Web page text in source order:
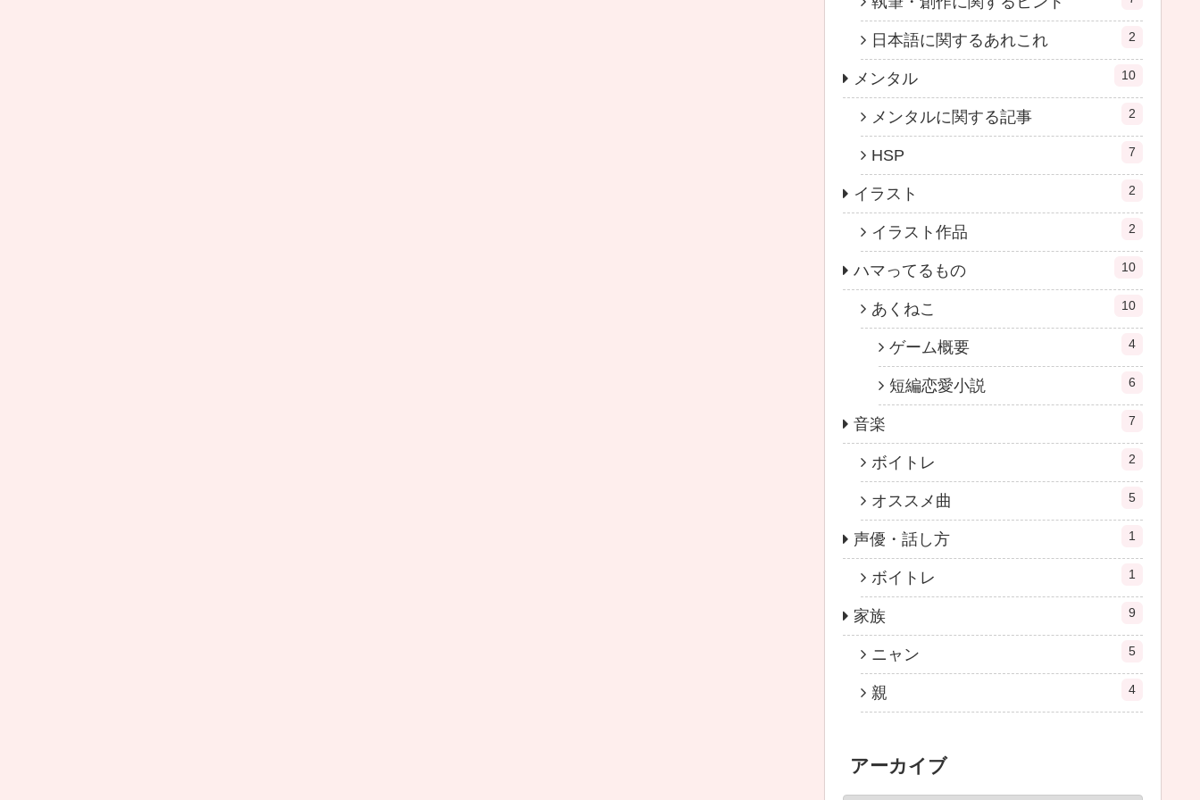
日本語に関するあれこれ 2
メンタル 10
メンタルに関する記事 2
HSP 7
イラスト 2
イラスト作品 2
ハマってるもの 10
あくねこ 10
ゲーム概要 4
短編恋愛小説 6
音楽 7
ボイトレ 2
オススメ曲 5
声優・話し方 1
ボイトレ 1
家族 9
ニャン 5
親 4
アーカイブ